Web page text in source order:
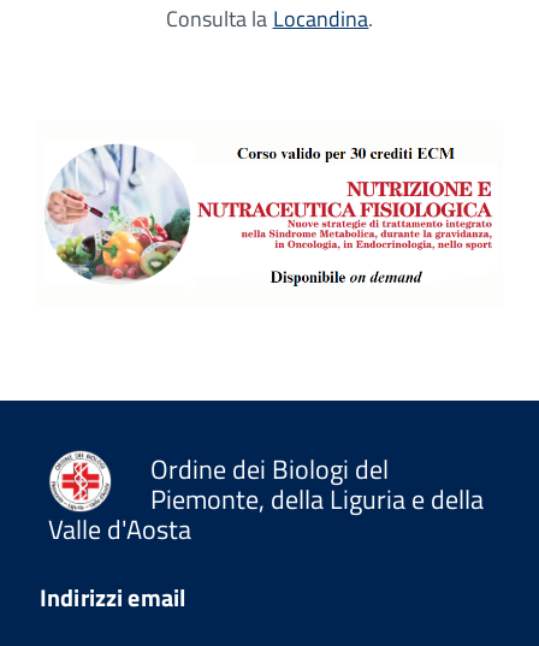
Consulta la Locandina.
Ordine dei Biologi del
Piemonte, della Liguria e della
Valle d'Aosta
Indirizzi email